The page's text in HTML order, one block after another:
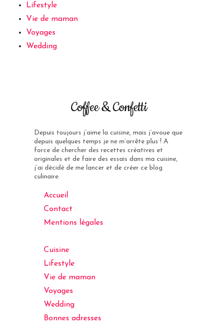
Lifestyle
Vie de maman
Voyages
Wedding
Coffee & Confetti
Depuis toujours j’aime la cuisine, mais j’avoue que
depuis quelques temps je ne m’arrête plus ! A
force de chercher des recettes créatives et
originales et de faire des essais dans ma cuisine,
j’ai décidé de me lancer et de créer ce blog
culinaire.
Accueil
Contact
Mentions légales
Cuisine
Lifestyle
Vie de maman
Voyages
Wedding
Bonnes adresses